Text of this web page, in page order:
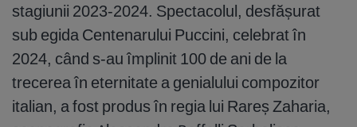
stagiunii 2023-2024. Spectacolul, desfășurat
sub egida Centenarului Puccini, celebrat în
2024, când s-au împlinit 100 de ani de la
trecerea în eternitate a genialului compozitor
italian, a fost produs în regia lui Rareș Zaharia,